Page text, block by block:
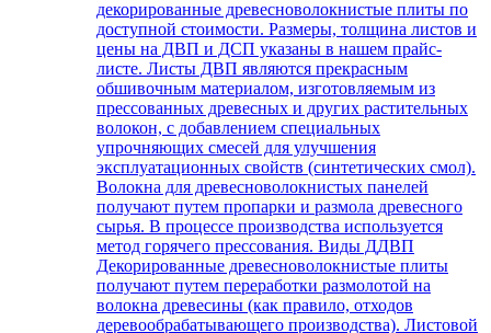
декорированные древесноволокнистые плиты по
доступной стоимости. Размеры, толщина листов и
цены на ДВП и ДСП указаны в нашем прайс-
листе. Листы ДВП являются прекрасным
обшивочным материалом, изготовляемым из
прессованных древесных и других растительных
волокон, с добавлением специальных
упрочняющих смесей для улучшения
эксплуатационных свойств (синтетических смол).
Волокна для древесноволокнистых панелей
получают путем пропарки и размола древесного
сырья. В процессе производства используется
метод горячего прессования. Виды ДДВП
Декорированные древесноволокнистые плиты
получают путем переработки размолотой на
волокна древесины (как правило, отходов
деревообрабатывающего производства). Листовой